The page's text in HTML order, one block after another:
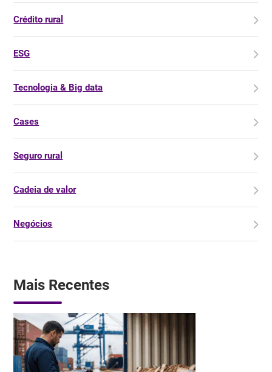
Crédito rural
ESG
Tecnologia & Big data
Cases
Seguro rural
Cadeia de valor
Negócios
Mais Recentes